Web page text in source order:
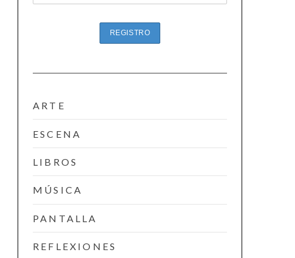
ARTE
ESCENA
LIBROS
MÚSICA
PANTALLA
REFLEXIONES